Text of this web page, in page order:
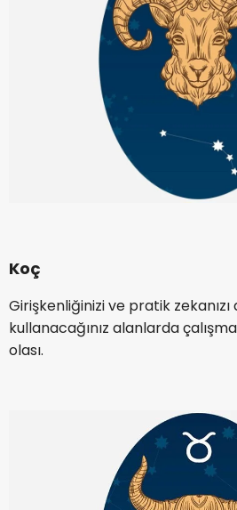
Koç
Girişkenliğinizi ve pratik
kullanacağınız alanlarda
olası.